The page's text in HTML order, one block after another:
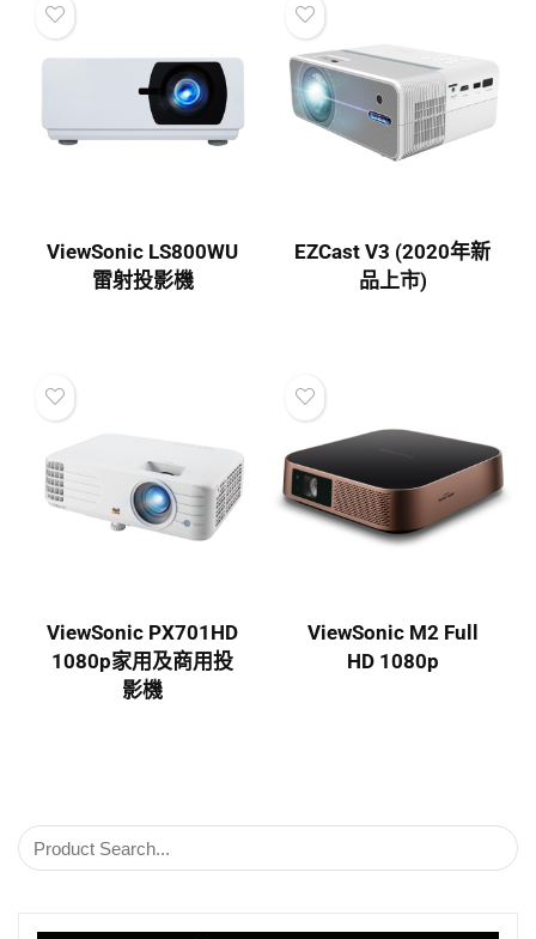
ViewSonic LS800WU
雷射投影機
EZCast V3 (2020年新
品上市)
ViewSonic PX701HD
1080p家用及商用投
影機
ViewSonic M2 Full
HD 1080p